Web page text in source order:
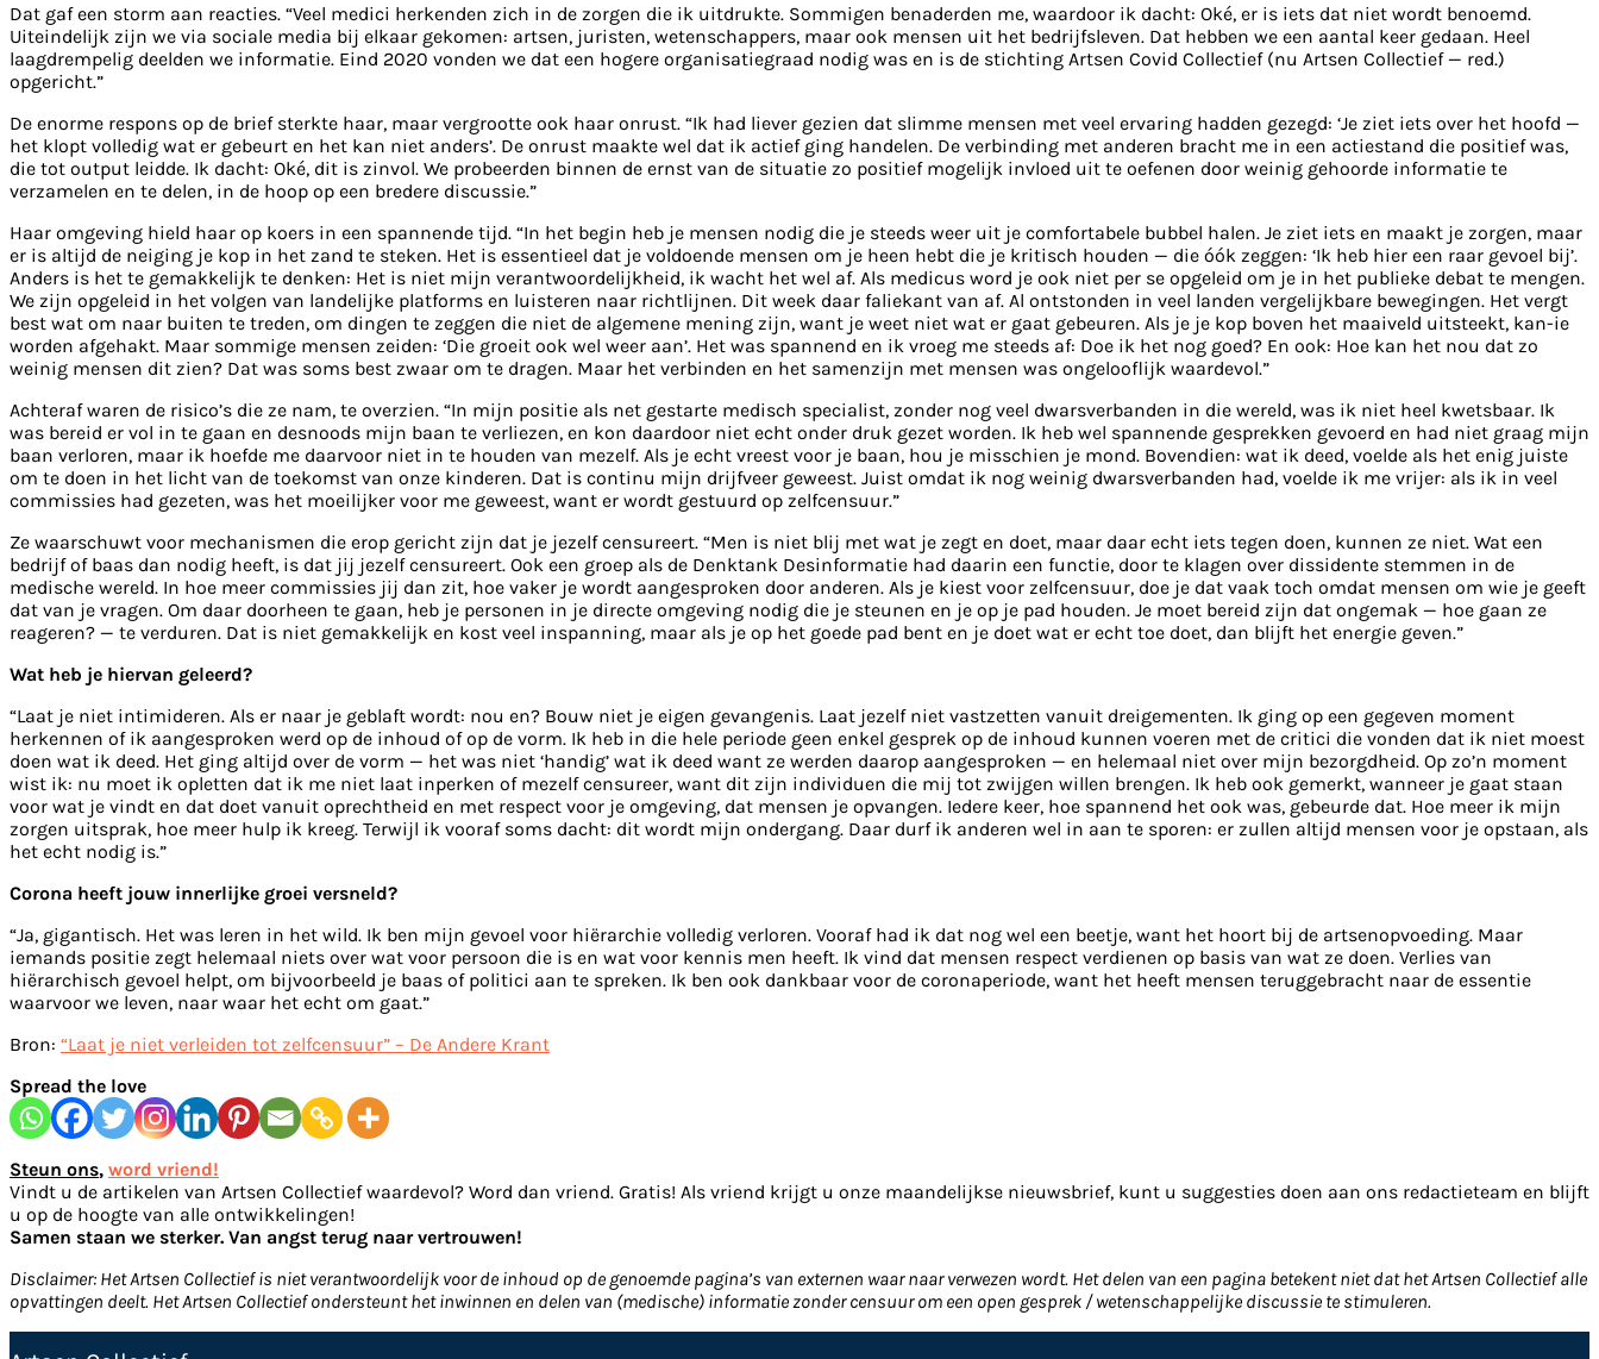
Dat gaf een storm aan reacties. “Veel medici herkenden zich in de zorgen die ik uitdrukte. Sommigen benaderden me, waardoor ik dacht: Oké, er is iets dat niet wordt benoemd.
Uiteindelijk zijn we via sociale media bij elkaar gekomen: artsen, juristen, wetenschappers, maar ook mensen uit het bedrijfsleven. Dat hebben we een aantal keer gedaan. Heel
laagdrempelig deelden we informatie. Eind 2020 vonden we dat een hogere organisatiegraad nodig was en is de stichting Artsen Covid Collectief (nu Artsen Collectief — red.)
opgericht.”
De enorme respons op de brief sterkte haar, maar vergrootte ook haar onrust. “Ik had liever gezien dat slimme mensen met veel ervaring hadden gezegd: ‘Je ziet iets over het hoofd —
het klopt volledig wat er gebeurt en het kan niet anders’. De onrust maakte wel dat ik actief ging handelen. De verbinding met anderen bracht me in een actiestand die positief was,
die tot output leidde. Ik dacht: Oké, dit is zinvol. We probeerden binnen de ernst van de situatie zo positief mogelijk invloed uit te oefenen door weinig gehoorde informatie te
verzamelen en te delen, in de hoop op een bredere discussie.”
Haar omgeving hield haar op koers in een spannende tijd. “In het begin heb je mensen nodig die je steeds weer uit je comfortabele bubbel halen. Je ziet iets en maakt je zorgen, maar
er is altijd de neiging je kop in het zand te steken. Het is essentieel dat je voldoende mensen om je heen hebt die je kritisch houden — die óók zeggen: ‘Ik heb hier een raar gevoel bij’.
Anders is het te gemakkelijk te denken: Het is niet mijn verantwoordelijkheid, ik wacht het wel af. Als medicus word je ook niet per se opgeleid om je in het publieke debat te mengen.
We zijn opgeleid in het volgen van landelijke platforms en luisteren naar richtlijnen. Dit week daar faliekant van af. Al ontstonden in veel landen vergelijkbare bewegingen. Het vergt
best wat om naar buiten te treden, om dingen te zeggen die niet de algemene mening zijn, want je weet niet wat er gaat gebeuren. Als je je kop boven het maaiveld uitsteekt, kan-ie
worden afgehakt. Maar sommige mensen zeiden: ‘Die groeit ook wel weer aan’. Het was spannend en ik vroeg me steeds af: Doe ik het nog goed? En ook: Hoe kan het nou dat zo
weinig mensen dit zien? Dat was soms best zwaar om te dragen. Maar het verbinden en het samenzijn met mensen was ongelooflijk waardevol.”
Achteraf waren de risico’s die ze nam, te overzien. “In mijn positie als net gestarte medisch specialist, zonder nog veel dwarsverbanden in die wereld, was ik niet heel kwetsbaar. Ik
was bereid er vol in te gaan en desnoods mijn baan te verliezen, en kon daardoor niet echt onder druk gezet worden. Ik heb wel spannende gesprekken gevoerd en had niet graag mijn
baan verloren, maar ik hoefde me daarvoor niet in te houden van mezelf. Als je echt vreest voor je baan, hou je misschien je mond. Bovendien: wat ik deed, voelde als het enig juiste
om te doen in het licht van de toekomst van onze kinderen. Dat is continu mijn drijfveer geweest. Juist omdat ik nog weinig dwarsverbanden had, voelde ik me vrijer: als ik in veel
commissies had gezeten, was het moeilijker voor me geweest, want er wordt gestuurd op zelfcensuur.”
Ze waarschuwt voor mechanismen die erop gericht zijn dat je jezelf censureert. “Men is niet blij met wat je zegt en doet, maar daar echt iets tegen doen, kunnen ze niet. Wat een
bedrijf of baas dan nodig heeft, is dat jij jezelf censureert. Ook een groep als de Denktank Desinformatie had daarin een functie, door te klagen over dissidente stemmen in de
medische wereld. In hoe meer commissies jij dan zit, hoe vaker je wordt aangesproken door anderen. Als je kiest voor zelfcensuur, doe je dat vaak toch omdat mensen om wie je geeft
dat van je vragen. Om daar doorheen te gaan, heb je personen in je directe omgeving nodig die je steunen en je op je pad houden. Je moet bereid zijn dat ongemak — hoe gaan ze
reageren? — te verduren. Dat is niet gemakkelijk en kost veel inspanning, maar als je op het goede pad bent en je doet wat er echt toe doet, dan blijft het energie geven.”
Wat heb je hiervan geleerd?
“Laat je niet intimideren. Als er naar je geblaft wordt: nou en? Bouw niet je eigen gevangenis. Laat jezelf niet vastzetten vanuit dreigementen. Ik ging op een gegeven moment
herkennen of ik aangesproken werd op de inhoud of op de vorm. Ik heb in die hele periode geen enkel gesprek op de inhoud kunnen voeren met de critici die vonden dat ik niet moest
doen wat ik deed. Het ging altijd over de vorm — het was niet ‘handig’ wat ik deed want ze werden daarop aangesproken — en helemaal niet over mijn bezorgdheid. Op zo’n moment
wist ik: nu moet ik opletten dat ik me niet laat inperken of mezelf censureer, want dit zijn individuen die mij tot zwijgen willen brengen. Ik heb ook gemerkt, wanneer je gaat staan
voor wat je vindt en dat doet vanuit oprechtheid en met respect voor je omgeving, dat mensen je opvangen. Iedere keer, hoe spannend het ook was, gebeurde dat. Hoe meer ik mijn
zorgen uitsprak, hoe meer hulp ik kreeg. Terwijl ik vooraf soms dacht: dit wordt mijn ondergang. Daar durf ik anderen wel in aan te sporen: er zullen altijd mensen voor je opstaan, als
het echt nodig is.”
Corona heeft jouw innerlijke groei versneld?
“Ja, gigantisch. Het was leren in het wild. Ik ben mijn gevoel voor hiërarchie volledig verloren. Vooraf had ik dat nog wel een beetje, want het hoort bij de artsenopvoeding. Maar
iemands positie zegt helemaal niets over wat voor persoon die is en wat voor kennis men heeft. Ik vind dat mensen respect verdienen op basis van wat ze doen. Verlies van
hiërarchisch gevoel helpt, om bijvoorbeeld je baas of politici aan te spreken. Ik ben ook dankbaar voor de coronaperiode, want het heeft mensen teruggebracht naar de essentie
waarvoor we leven, naar waar het echt om gaat.”
Bron: “Laat je niet verleiden tot zelfcensuur” – De Andere Krant
Spread the love
Steun ons, word vriend!
Vindt u de artikelen van Artsen Collectief waardevol? Word dan vriend. Gratis! Als vriend krijgt u onze maandelijkse nieuwsbrief, kunt u suggesties doen aan ons redactieteam en blijft
u op de hoogte van alle ontwikkelingen!
Samen staan we sterker. Van angst terug naar vertrouwen!
Disclaimer: Het Artsen Collectief is niet verantwoordelijk voor de inhoud op de genoemde pagina’s van externen waar naar verwezen wordt. Het delen van een pagina betekent niet dat het Artsen Collectief alle
opvattingen deelt. Het Artsen Collectief ondersteunt het inwinnen en delen van (medische) informatie zonder censuur om een open gesprek / wetenschappelijke discussie te stimuleren.